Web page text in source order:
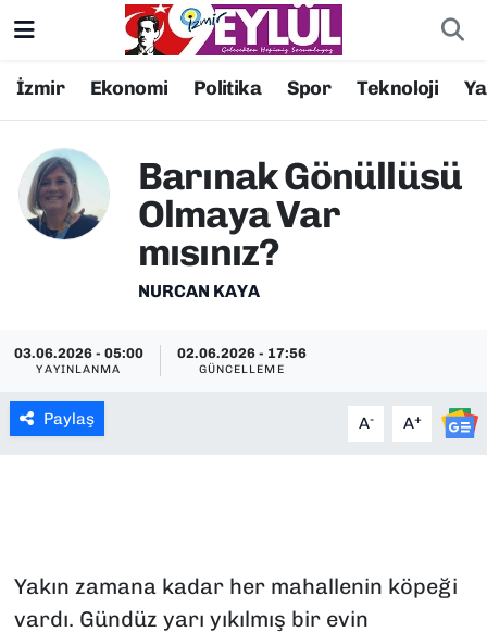
İzmir Ekonomi Politika Spor Teknoloji
Barınak Gönüllüsü
Olmaya Var
mısınız?
NURCAN KAYA
03.06.2026 - 05:00
YAYINLANMA
02.06.2026 - 17:56
GÜNCELLEME
Paylaş A- A+
Yakın zamana kadar her mahallenin köpeği
vardı. Gündüz yarı yıkılmış bir evin
Resmi İlanlar
DÜNYA
KÜLTÜR SANAT
MAGAZİN
SPOR
Konak Nöbetçi Eczaneler
Konak Trafik Yoğunluk Haritası
Süper Lig Puan Durumu ve Fikstür
Tüm Manşetler
Son Dakika Haberleri
Haber Arşivi